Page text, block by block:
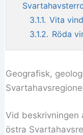
3.1.1. Vita
3.1.2. Röda
Geografisk,
Vid beskrivningen
östra